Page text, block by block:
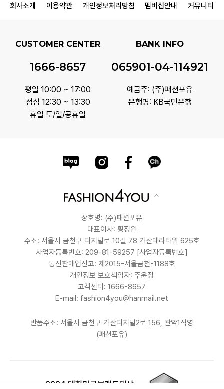
회사소개 이용약관 개인정보처리방침 멤버십안내 커뮤니티
CUSTOMER CENTER
1666-8657
평일 10:00 ~ 17:00
점심 12:30 ~ 13:30
휴일 토/일/공휴일
BANK INFO
065901-04-114921
예금주: (주)패션포유
은행명: KB국민은행
상호명: (주)패션포유
대표이사: 황정원
주소: 서울시 금천구 디지털로 10길 78 가산테라타워 625호
사업자등록번호: 209-81-59257 [사업자등록번호]
통신판매업신고: 제2015-서울금천-1188호
개인정보 보호책임자: 주윤정
고객센터: 1666-8657
E-mail: fashion4you@hanmail.net
반품주소: 서울시 금천구 가산디지털2로 156, 관악1직영
(패션포유)